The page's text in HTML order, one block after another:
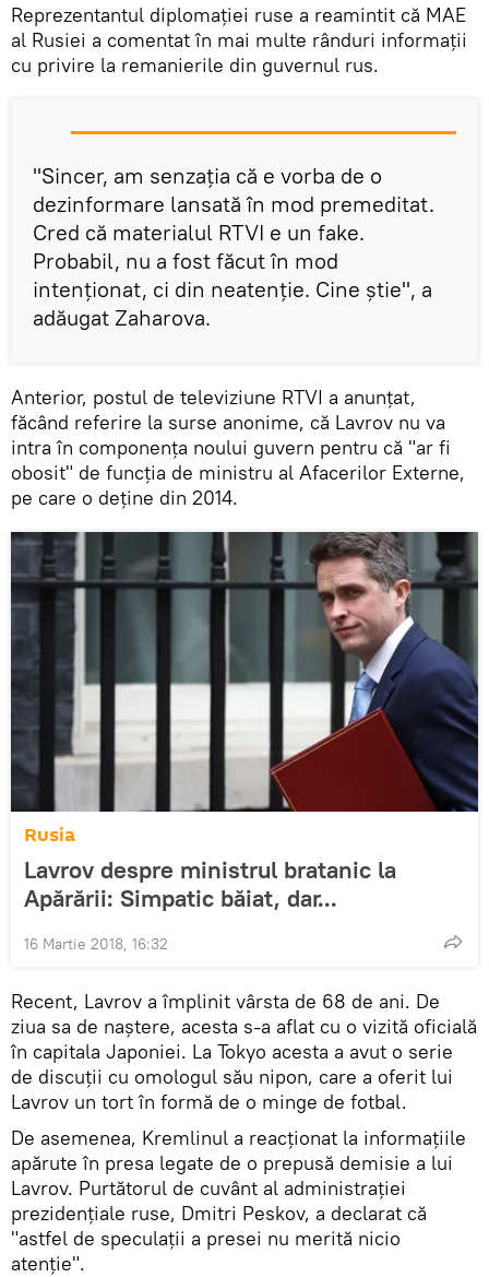
Reprezentantul diplomației ruse a reamintit că MAE
al Rusiei a comentat în mai multe rânduri informații
cu privire la remanierile din guvernul rus.
"Sincer, am senzația că e vorba de o
dezinformare lansată în mod premeditat.
Cred că materialul RTVI e un fake.
Probabil, nu a fost făcut în mod
intenționat, ci din neatenție. Cine știe", a
adăugat Zaharova.
Anterior, postul de televiziune RTVI a anunțat,
făcând referire la surse anonime, că Lavrov nu va
intra în componența noului guvern pentru că "ar fi
obosit" de funcția de ministru al Afacerilor Externe,
pe care o deține din 2014.
Rusia
Lavrov despre ministrul bratanic la
Apărării: Simpatic băiat, dar...
16 Martie 2018, 16:32
Recent, Lavrov a împlinit vârsta de 68 de ani. De
ziua sa de naștere, acesta s-a aflat cu o vizită oficială
în capitala Japoniei. La Tokyo acesta a avut o serie
de discuții cu omologul său nipon, care a oferit lui
Lavrov un tort în formă de o minge de fotbal.
De asemenea, Kremlinul a reacționat la informațiile
apărute în presa legate de o prepusă demisie a lui
Lavrov. Purtătorul de cuvânt al administrației
prezidențiale ruse, Dmitri Peskov, a declarat că
"astfel de speculații a presei nu merită nicio
atenție".